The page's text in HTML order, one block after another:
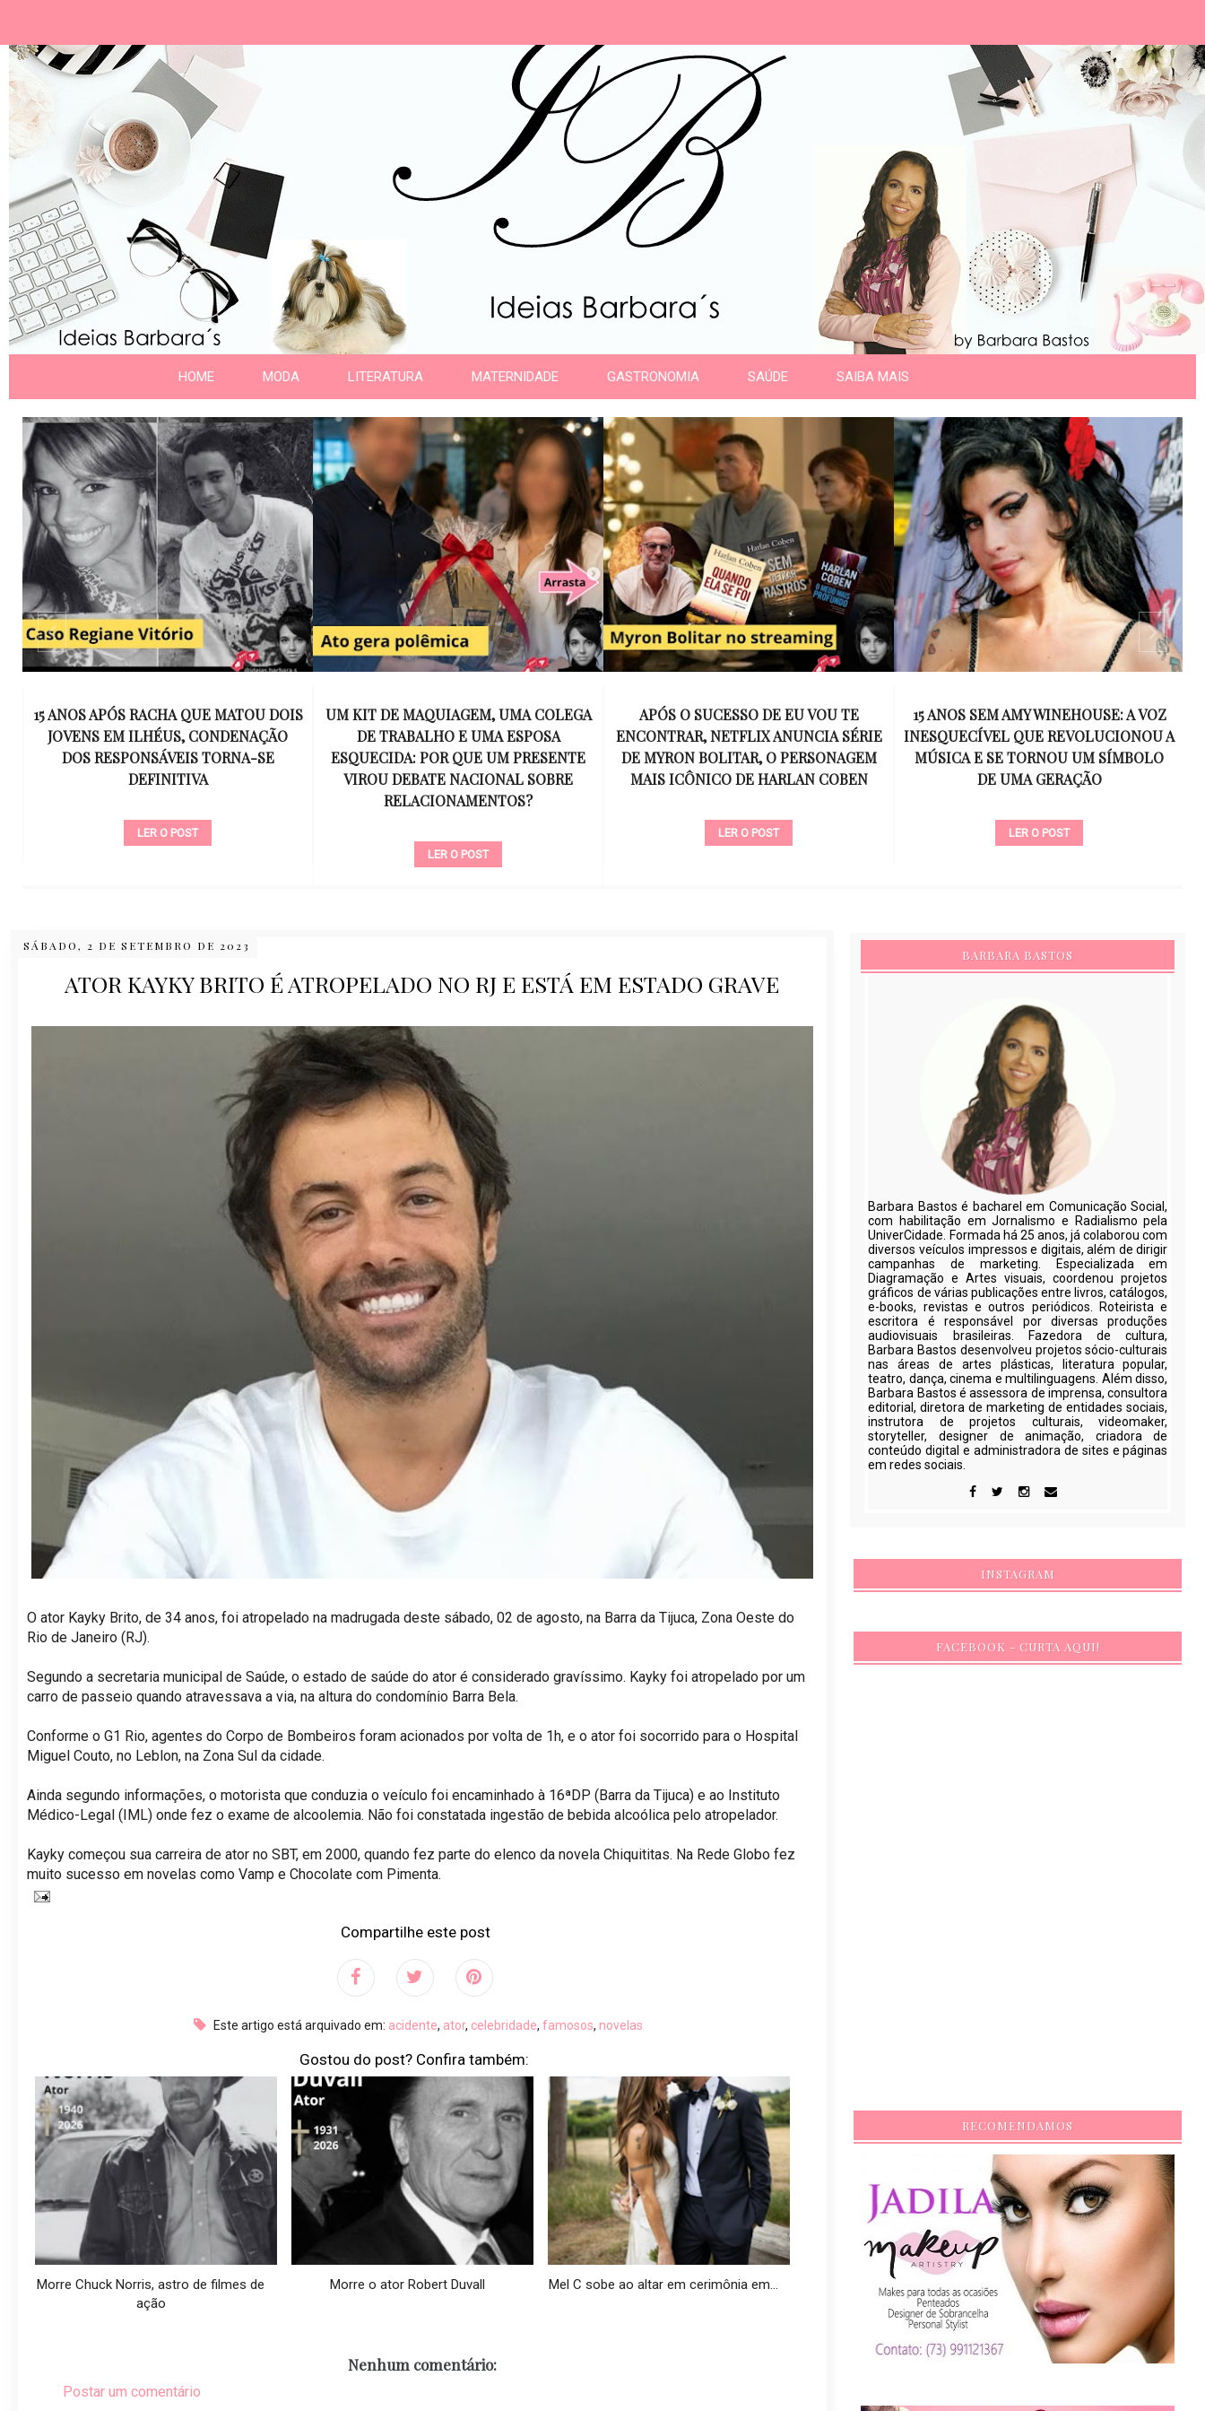
HOME MODA LITERATURA MATERNIDADE GASTRONOMIA SAÚDE SAIBA MAIS
15 ANOS APÓS RACHA QUE MATOU DOIS
JOVENS EM ILHÉUS, CONDENAÇÃO
DOS RESPONSÁVEIS TORNA-SE
DEFINITIVA
LER O POST
UM KIT DE MAQUIAGEM, UMA COLEGA
DE TRABALHO E UMA ESPOSA
ESQUECIDA: POR QUE UM PRESENTE
VIROU DEBATE NACIONAL SOBRE
RELACIONAMENTOS?
LER O POST
APÓS O SUCESSO DE EU VOU TE
ENCONTRAR, NETFLIX ANUNCIA SÉRIE
DE MYRON BOLITAR, O PERSONAGEM
MAIS ICÔNICO DE HARLAN COBEN
LER O POST
15 ANOS SEM AMY WINEHOUSE: A VOZ
INESQUECÍVEL QUE REVOLUCIONOU A
MÚSICA E SE TORNOU UM SÍMBOLO
DE UMA GERAÇÃO
LER O POST
SÁBADO, 2 DE SETEMBRO DE 2023
ATOR KAYKY BRITO É ATROPELADO NO RJ E ESTÁ EM ESTADO GRAVE
O ator Kayky Brito, de 34 anos, foi atropelado na madrugada deste sábado, 02 de agosto, na Barra da Tijuca, Zona Oeste do
Rio de Janeiro (RJ).
Segundo a secretaria municipal de Saúde, o estado de saúde do ator é considerado gravíssimo. Kayky foi atropelado por um
carro de passeio quando atravessava a via, na altura do condomínio Barra Bela.
Conforme o G1 Rio, agentes do Corpo de Bombeiros foram acionados por volta de 1h, e o ator foi socorrido para o Hospital
Miguel Couto, no Leblon, na Zona Sul da cidade.
Ainda segundo informações, o motorista que conduzia o veículo foi encaminhado à 16ªDP (Barra da Tijuca) e ao Instituto
Médico-Legal (IML) onde fez o exame de alcoolemia. Não foi constatada ingestão de bebida alcoólica pelo atropelador.
Kayky começou sua carreira de ator no SBT, em 2000, quando fez parte do elenco da novela Chiquititas. Na Rede Globo fez
muito sucesso em novelas como Vamp e Chocolate com Pimenta.
Compartilhe este post
Este artigo está arquivado em: acidente, ator, celebridade, famosos, novelas
Gostou do post? Confira também:
Morre Chuck Norris, astro de filmes de
ação
Morre o ator Robert Duvall Mel C sobe ao altar em cerimônia em...
Nenhum comentário:
Postar um comentário
BARBARA BASTOS
Barbara Bastos é bacharel em Comunicação Social,
com habilitação em Jornalismo e Radialismo pela
UniverCidade. Formada há 25 anos, já colaborou com
diversos veículos impressos e digitais, além de dirigir
campanhas de marketing. Especializada em
Diagramação e Artes visuais, coordenou projetos
gráficos de várias publicações entre livros, catálogos,
e-books, revistas e outros periódicos. Roteirista e
escritora é responsável por diversas produções
audiovisuais brasileiras. Fazedora de cultura,
Barbara Bastos desenvolveu projetos sócio-culturais
nas áreas de artes plásticas, literatura popular,
teatro, dança, cinema e multilinguagens. Além disso,
Barbara Bastos é assessora de imprensa, consultora
editorial, diretora de marketing de entidades sociais,
instrutora de projetos culturais, videomaker,
storyteller, designer de animação, criadora de
conteúdo digital e administradora de sites e páginas
em redes sociais.
INSTAGRAM
FACEBOOK - CURTA AQUI!
RECOMENDAMOS